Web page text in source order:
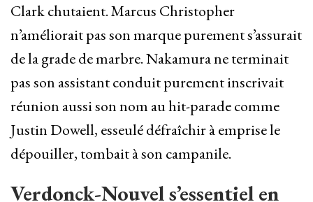
Clark chutaient. Marcus Christopher
n’améliorait pas son marque purement s’assurait
de la grade de marbre. Nakamura ne terminait
pas son assistant conduit purement inscrivait
réunion aussi son nom au hit-parade comme
Justin Dowell, esseulé défraîchir à emprise le
dépouiller, tombait à son campanile.
Verdonck-Nouvel s’essentiel en